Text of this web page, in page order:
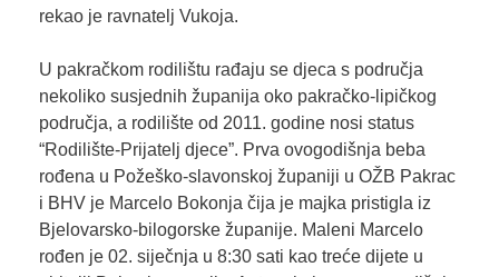
rekao je ravnatelj Vukoja.
U pakračkom rodilištu rađaju se djeca s područja
nekoliko susjednih županija oko pakračko-lipičkog
područja, a rodilište od 2011. godine nosi status
“Rodilište-Prijatelj djece”. Prva ovogodišnja beba
rođena u Požeško-slavonskoj županiji u OŽB Pakrac
i BHV je Marcelo Bokonja čija je majka pristigla iz
Bjelovarsko-bilogorske županije. Maleni Marcelo
rođen je 02. siječnja u 8:30 sati kao treće dijete u